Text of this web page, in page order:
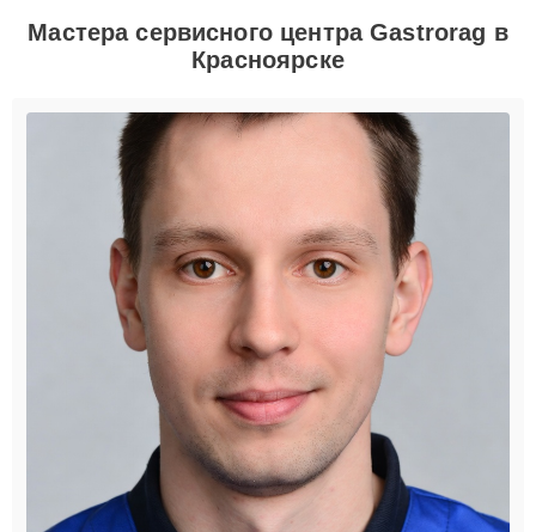
Мастера сервисного центра Gastrorag в
Красноярске